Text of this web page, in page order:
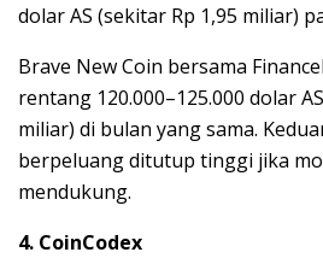
dolar AS (sekitar Rp 1,95 miliar)
Brave New Coin bersama
rentang 120.000–125.000 dolar
miliar) di bulan yang sama.
berpeluang ditutup tinggi jika
mendukung.
4. CoinCodex